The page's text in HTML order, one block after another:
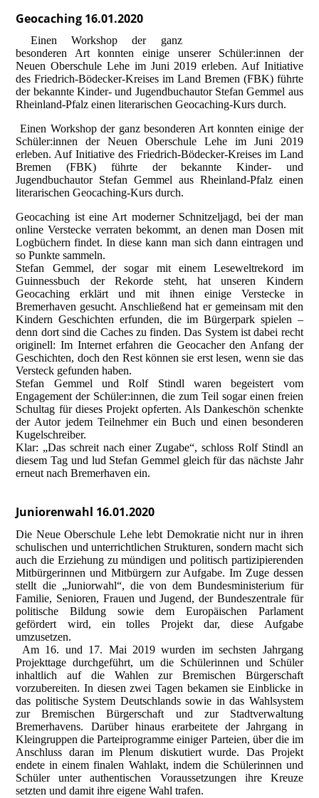
Geocaching 16.01.2020
Einen Workshop der ganz
besonderen Art konnten einige unserer Schüler:innen der
Neuen Oberschule Lehe im Juni 2019 erleben. Auf Initiative
des Friedrich-Bödecker-Kreises im Land Bremen (FBK) führte
der bekannte Kinder- und Jugendbuchautor Stefan Gemmel aus
Rheinland-Pfalz einen literarischen Geocaching-Kurs durch.
Einen Workshop der ganz besonderen Art konnten einige der
Schüler:innen der Neuen Oberschule Lehe im Juni 2019
erleben. Auf Initiative des Friedrich-Bödecker-Kreises im Land
Bremen (FBK) führte der bekannte Kinder- und
Jugendbuchautor Stefan Gemmel aus Rheinland-Pfalz einen
literarischen Geocaching-Kurs durch.
Geocaching ist eine Art moderner Schnitzeljagd, bei der man
online Verstecke verraten bekommt, an denen man Dosen mit
Logbüchern findet. In diese kann man sich dann eintragen und
so Punkte sammeln.
Stefan Gemmel, der sogar mit einem Leseweltrekord im
Guinnessbuch der Rekorde steht, hat unseren Kindern
Geocaching erklärt und mit ihnen einige Verstecke in
Bremerhaven gesucht. Anschließend hat er gemeinsam mit den
Kindern Geschichten erfunden, die im Bürgerpark spielen –
denn dort sind die Caches zu finden. Das System ist dabei recht
originell: Im Internet erfahren die Geocacher den Anfang der
Geschichten, doch den Rest können sie erst lesen, wenn sie das
Versteck gefunden haben.
Stefan Gemmel und Rolf Stindl waren begeistert vom
Engagement der Schüler:innen, die zum Teil sogar einen freien
Schultag für dieses Projekt opferten. Als Dankeschön schenkte
der Autor jedem Teilnehmer ein Buch und einen besonderen
Kugelschreiber.
Klar: „Das schreit nach einer Zugabe“, schloss Rolf Stindl an
diesem Tag und lud Stefan Gemmel gleich für das nächste Jahr
erneut nach Bremerhaven ein.
Juniorenwahl 16.01.2020
Die Neue Oberschule Lehe lebt Demokratie nicht nur in ihren
schulischen und unterrichtlichen Strukturen, sondern macht sich
auch die Erziehung zu mündigen und politisch partizipierenden
Mitbürgerinnen und Mitbürgern zur Aufgabe. Im Zuge dessen
stellt die „Juniorwahl“, die von dem Bundesministerium für
Familie, Senioren, Frauen und Jugend, der Bundeszentrale für
politische Bildung sowie dem Europäischen Parlament
gefördert wird, ein tolles Projekt dar, diese Aufgabe
umzusetzen.
Am 16. und 17. Mai 2019 wurden im sechsten Jahrgang
Projekttage durchgeführt, um die Schülerinnen und Schüler
inhaltlich auf die Wahlen zur Bremischen Bürgerschaft
vorzubereiten.In diesen zwei Tagen bekamen sie Einblicke in
das politische System Deutschlands sowie in das Wahlsystem
zur Bremischen Bürgerschaft und zur Stadtverwaltung
Bremerhavens. Darüber hinaus erarbeitete der Jahrgang in
Kleingruppen die Parteiprogramme einiger Parteien, über die im
Anschluss daran im Plenum diskutiert wurde. Das Projekt
endete in einem finalen Wahlakt, indem die Schülerinnen und
Schüler unter authentischen Voraussetzungen ihre Kreuze
setzten und damit ihre eigene Wahl trafen.